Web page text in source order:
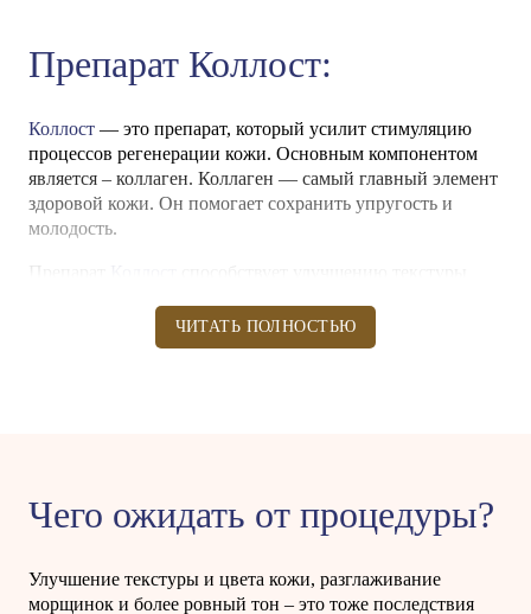
Препарат Коллост:
Коллост — это препарат, который усилит стимуляцию
процессов регенерации кожи. Основным компонентом
является – коллаген. Коллаген — самый главный элемент
здоровой кожи. Он помогает сохранить упругость и
молодость.
Препарат
поддержанию ее упругости. Благодаря своему
уникальному составу,Коллостактивизирует
ЧИТАТЬ ПОЛНОСТЬЮ
Чего ожидать от процедуры?
Улучшение текстуры и цвета кожи, разглаживание
морщинок и более ровный тон – это тоже последствия